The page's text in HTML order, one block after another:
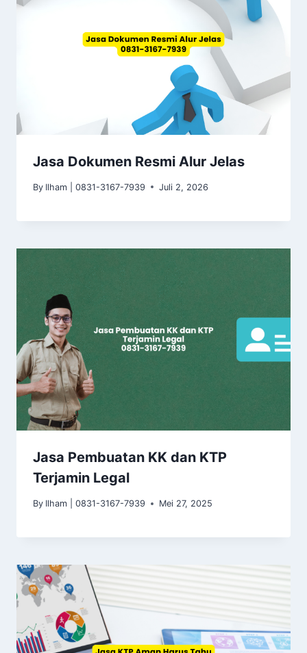
Jasa Dokumen Resmi Alur Jelas
By Ilham | 0831-3167-7939 Juli 2, 2026
Jasa Pembuatan KK dan KTP
Terjamin Legal
By Ilham | 0831-3167-7939 Mei 27, 2025